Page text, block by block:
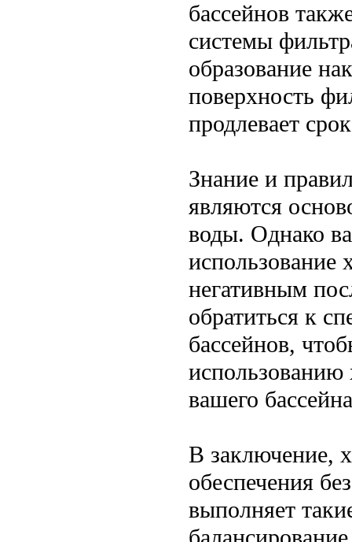
бассейнов
системы
образование
поверхность
продлевает
Знание и
являются
воды. Однако
использование
негативным
обратиться к
бассейнов,
использованию
вашего
В заключение,
обеспечения
выполняет